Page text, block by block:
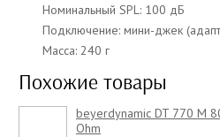
Номинальный SPL: 100 дБ
Подключение: мини-джек
Масса: 240 г
Похожие товары
beyerdynamic DT 770 M
Ohm